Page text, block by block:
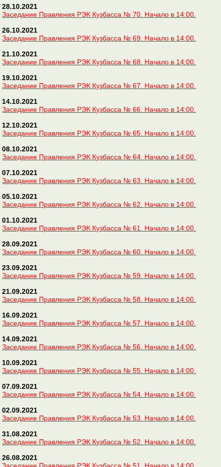
28.10.2021
Заседание Правления РЭК Кузбасса № 70. Начало в 14:00.
26.10.2021
Заседание Правления РЭК Кузбасса № 69. Начало в 14:00.
21.10.2021
Заседание Правления РЭК Кузбасса № 68. Начало в 14:00.
19.10.2021
Заседание Правления РЭК Кузбасса № 67. Начало в 14:00.
14.10.2021
Заседание Правления РЭК Кузбасса № 66. Начало в 14:00.
12.10.2021
Заседание Правления РЭК Кузбасса № 65. Начало в 14:00.
08.10.2021
Заседание Правления РЭК Кузбасса № 64. Начало в 14:00.
07.10.2021
Заседание Правления РЭК Кузбасса № 63. Начало в 14:00.
05.10.2021
Заседание Правления РЭК Кузбасса № 62. Начало в 14:00.
01.10.2021
Заседание Правления РЭК Кузбасса № 61. Начало в 14:00.
28.09.2021
Заседание Правления РЭК Кузбасса № 60. Начало в 14:00.
23.09.2021
Заседание Правления РЭК Кузбасса № 59. Начало в 14:00.
21.09.2021
Заседание Правления РЭК Кузбасса № 58. Начало в 14:00.
16.09.2021
Заседание Правления РЭК Кузбасса № 57. Начало в 14:00.
14.09.2021
Заседание Правления РЭК Кузбасса № 56. Начало в 14:00.
10.09.2021
Заседание Правления РЭК Кузбасса № 55. Начало в 14:00.
07.09.2021
Заседание Правления РЭК Кузбасса № 54. Начало в 14:00.
02.09.2021
Заседание Правления РЭК Кузбасса № 53. Начало в 14:00.
31.08.2021
Заседание Правления РЭК Кузбасса № 52. Начало в 14:00.
26.08.2021